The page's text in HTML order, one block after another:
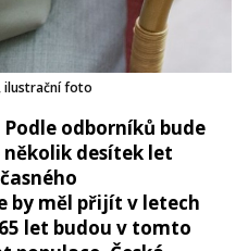
ilustrační foto
odborníků bude
desítek let
by měl přijít v letech
let budou v tomto